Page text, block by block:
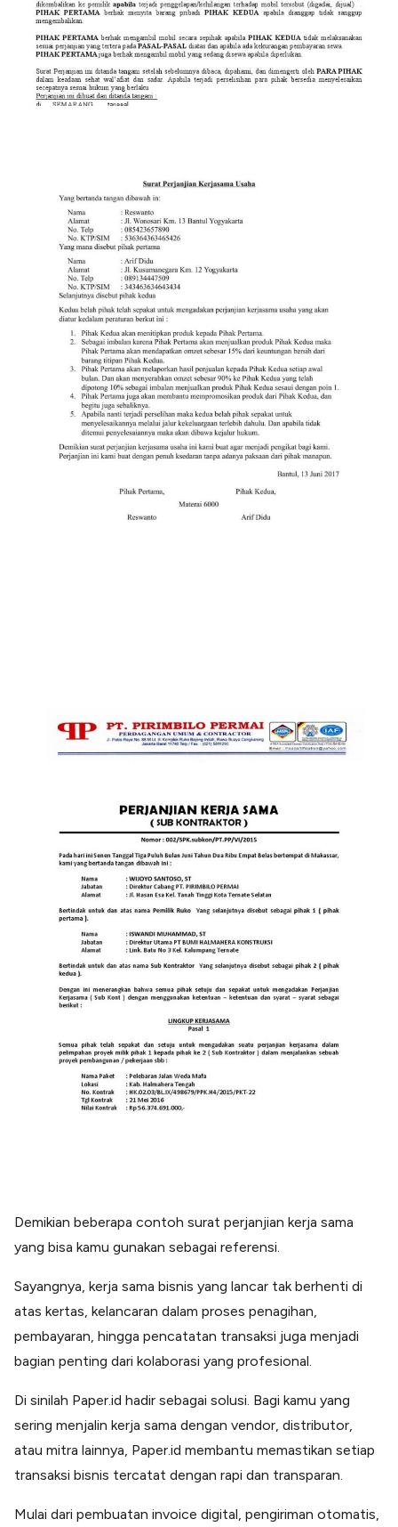
Demikian beberapa contoh surat perjanjian kerja sama
yang bisa kamu gunakan sebagai referensi.
Sayangnya, kerja sama bisnis yang lancar tak berhenti di
atas kertas, kelancaran dalam proses penagihan,
pembayaran, hingga pencatatan transaksi juga menjadi
bagian penting dari kolaborasi yang profesional.
Di sinilah Paper.id hadir sebagai solusi. Bagi kamu yang
sering menjalin kerja sama dengan vendor, distributor,
atau mitra lainnya, Paper.id membantu memastikan setiap
transaksi bisnis tercatat dengan rapi dan transparan.
Mulai dari pembuatan invoice digital, pengiriman otomatis,